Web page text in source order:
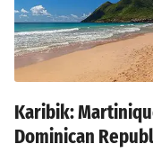
Karibik:
Dominican